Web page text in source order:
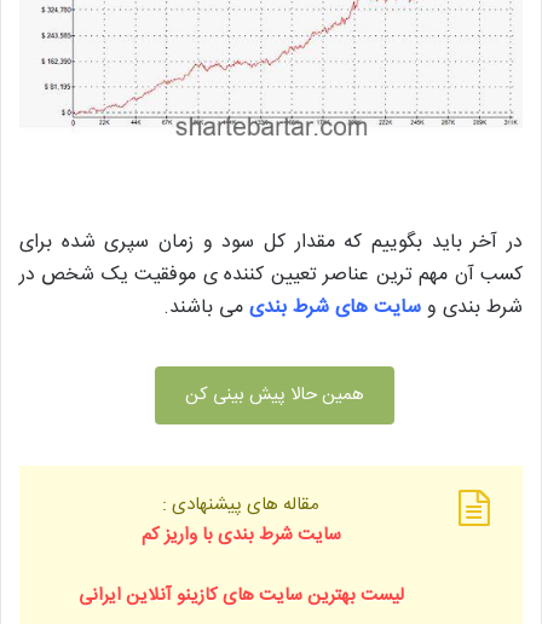
در آخر باید بگوییم که مقدار کل سود و زمان سپری شده برای
کسب آن مهم ترین عناصر تعیین کننده ی موفقیت یک شخص در
شرط بندی وسایت های شرط بندیمی باشند.
همین حالا پیش بینی کن
مقاله های پیشنهادی :
سایت شرط بندی با واریز کم
لیست بهترین سایت های کازینو آنلاین ایرانی